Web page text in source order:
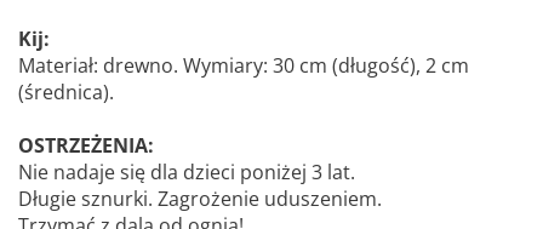
Kij:
Materiał: drewno. Wymiary: 30 cm (długość), 2 cm
(średnica).
OSTRZEŻENIA:
Nie nadaje się dla dzieci poniżej 3 lat.
Długie sznurki. Zagrożenie uduszeniem.